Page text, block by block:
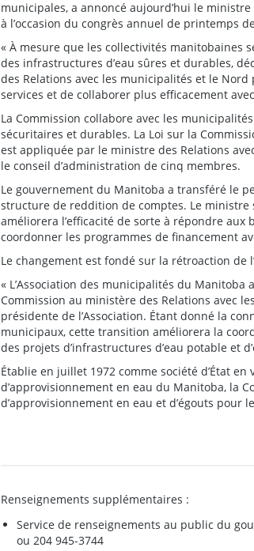
municipales, a annoncé aujourd’hui le
à l’occasion du congrès annuel de printemps
« À mesure que les collectivités manitobaines
des infrastructures d’eau sûres et durables,
des Relations avec les municipalités et le
services et de collaborer plus efficacement
La Commission collabore avec les
sécuritaires et durables. La Loi sur la
est appliquée par le ministre des Relations
le conseil d’administration de cinq membres.
Le gouvernement du Manitoba a transféré le
structure de reddition de comptes. Le
améliorera l’efficacité de sorte à répondre
coordonner les programmes de financement
Le changement est fondé sur la rétroaction de
« L’Association des municipalités du
Commission au ministère des Relations avec
présidente de l’Association. Étant donné la
municipaux, cette transition améliorera la
des projets d’infrastructures d’eau potable et
Établie en juillet 1972 comme société d’État
d’approvisionnement en eau du Manitoba, la
d’approvisionnement en eau et d’égouts pour
Renseignements supplémentaires :
Service de renseignements au public du
ou 204 945-3744